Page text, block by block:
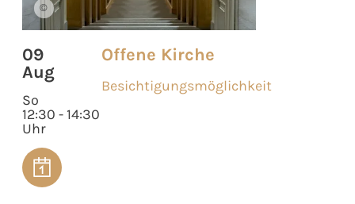
©
09
Aug
So
12:30 - 14:30
Uhr
Offene Kirche
Besichtigungsmöglichkeit